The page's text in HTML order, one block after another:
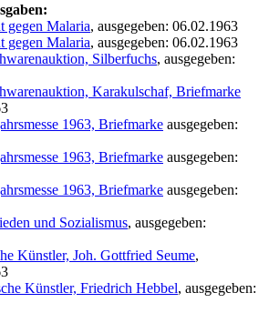
gegen Malaria, ausgegeben: 06.02.1963
gegen Malaria, ausgegeben: 06.02.1963
Silberfuchs, ausgegeben:
Karakulschaf, Briefmarke
1963, Briefmarke ausgegeben:
1963, Briefmarke ausgegeben:
1963, Briefmarke ausgegeben:
und Sozialismus, ausgegeben:
Künstler, Joh. Gottfried Seume,
Künstler, Friedrich Hebbel, ausgegeben: